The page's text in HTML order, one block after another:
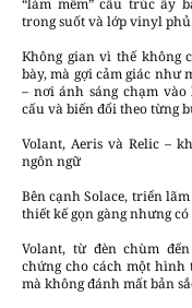
“làm mềm” cấu trúc ấy
trong suốt và lớp vinyl phủ
Không gian vì thế không
bày, mà gợi cảm giác như
– nơi ánh sáng chạm
cấu và biến đổi theo từng
Volant, Aeris và Relic –
ngôn ngữ
Bên cạnh Solace, triển
thiết kế gọn gàng nhưng
Volant, từ đèn chùm
chứng cho cách một
mà không đánh mất bản